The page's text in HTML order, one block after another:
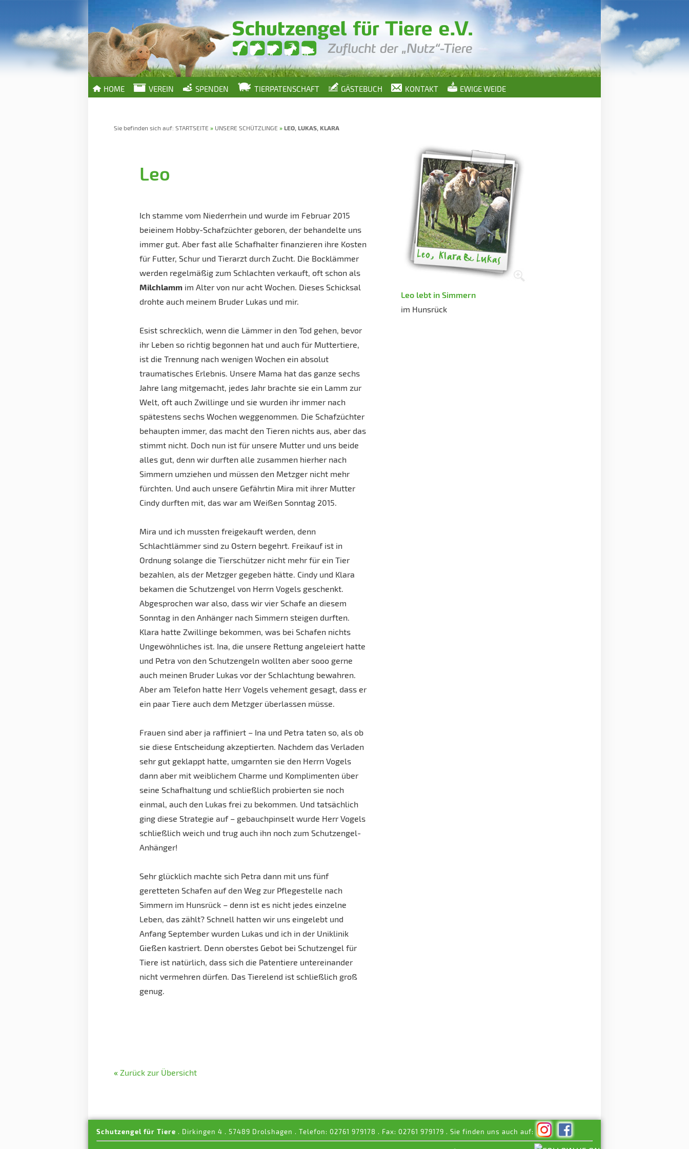
HOME VEREIN SPENDEN TIERPATENSCHAFT GÄSTEBUCH KONTAKT EWIGE WEIDE
Sie befinden sich auf: STARTSEITE » UNSERE SCHÜTZLINGE » LEO, LUKAS, KLARA
Leo
Ich stamme vom Niederrhein und wurde im Februar 2015
beieinem Hobby-Schafzüchter geboren, der behandelte uns
immer gut. Aber fast alle Schafhalter finanzieren ihre Kosten
für Futter, Schur und Tierarzt durch Zucht. Die Bocklämmer
werden regelmäßig zum Schlachten verkauft, oft schon als
Milchlamm im Alter von nur acht Wochen. Dieses Schicksal
drohte auch meinem Bruder Lukas und mir.
Esist schrecklich, wenn die Lämmer in den Tod gehen, bevor
ihr Leben so richtig begonnen hat und auch für Muttertiere,
ist die Trennung nach wenigen Wochen ein absolut
traumatisches Erlebnis. Unsere Mama hat das ganze sechs
Jahre lang mitgemacht, jedes Jahr brachte sie ein Lamm zur
Welt, oft auch Zwillinge und sie wurden ihr immer nach
spätestens sechs Wochen weggenommen. Die Schafzüchter
behaupten immer, das macht den Tieren nichts aus, aber das
stimmt nicht. Doch nun ist für unsere Mutter und uns beide
alles gut, denn wir durften alle zusammen hierher nach
Simmern umziehen und müssen den Metzger nicht mehr
fürchten. Und auch unsere Gefährtin Mira mit ihrer Mutter
Cindy durften mit, das war am Weißen Sonntag 2015.
Mira und ich mussten freigekauft werden, denn
Schlachtlämmer sind zu Ostern begehrt. Freikauf ist in
Ordnung solange die Tierschützer nicht mehr für ein Tier
bezahlen, als der Metzger gegeben hätte. Cindy und Klara
bekamen die Schutzengel von Herrn Vogels geschenkt.
Abgesprochen war also, dass wir vier Schafe an diesem
Sonntag in den Anhänger nach Simmern steigen durften.
Klara hatte Zwillinge bekommen, was bei Schafen nichts
Ungewöhnliches ist. Ina, die unsere Rettung angeleiert hatte
und Petra von den Schutzengeln wollten aber sooo gerne
auch meinen Bruder Lukas vor der Schlachtung bewahren.
Aber am Telefon hatte Herr Vogels vehement gesagt, dass er
ein paar Tiere auch dem Metzger überlassen müsse.
Frauen sind aber ja raffiniert – Ina und Petra taten so, als ob
sie diese Entscheidung akzeptierten. Nachdem das Verladen
sehr gut geklappt hatte, umgarnten sie den Herrn Vogels
dann aber mit weiblichem Charme und Komplimenten über
seine Schafhaltung und schließlich probierten sie noch
einmal, auch den Lukas frei zu bekommen. Und tatsächlich
ging diese Strategie auf – gebauchpinselt wurde Herr Vogels
schließlich weich und trug auch ihn noch zum Schutzengel-
Anhänger!
Sehr glücklich machte sich Petra dann mit uns fünf
geretteten Schafen auf den Weg zur Pflegestelle nach
Simmern im Hunsrück – denn ist es nicht jedes einzelne
Leben, das zählt? Schnell hatten wir uns eingelebt und
Anfang September wurden Lukas und ich in der Uniklinik
Gießen kastriert. Denn oberstes Gebot bei Schutzengel für
Tiere ist natürlich, dass sich die Patentiere untereinander
nicht vermehren dürfen. Das Tierelend ist schließlich groß
genug.
Leo lebt in Simmern
im Hunsrück
« Zurück zur Übersicht
Schutzengel für Tiere . Dirkingen 4 . 57489 Drolshagen . Telefon: 02761 979178 . Fax: 02761 979179 . Sie finden uns auch auf: